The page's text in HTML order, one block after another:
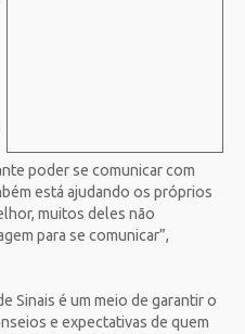
poder se comunicar com
está ajudando os próprios
muitos deles não
para se comunicar”,
Sinais é um meio de garantir o
e expectativas de quem